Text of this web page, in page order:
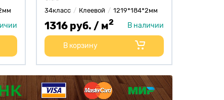
34класс
Клеевой 1219*184*2мм
1316 руб. / м2 В наличии
В корзину